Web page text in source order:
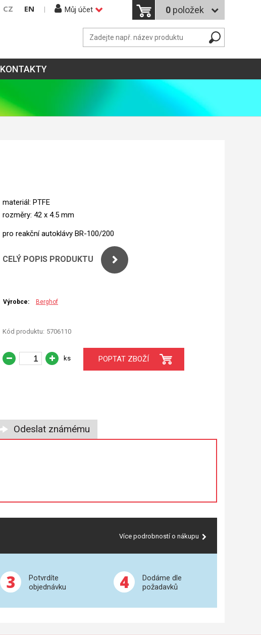
CZ EN Můj účet 0 položek
KONTAKTY
materiál: PTFE
rozměry: 42 x 4.5 mm
pro reakční autoklávy BR-100/200
CELÝ POPIS PRODUKTU
Výrobce: Berghof
Kód produktu: 5706110
ks POPTAT ZBOŽÍ
Odeslat známému
Více podrobností o nákupu
3
Potvrdíte
objednávku
4
Dodáme dle
požadavků